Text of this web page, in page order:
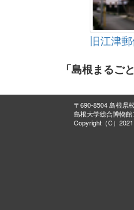
旧江津
「島根まるご
〒690-8504 島根県
島根大学総合博物
Copyright（C）